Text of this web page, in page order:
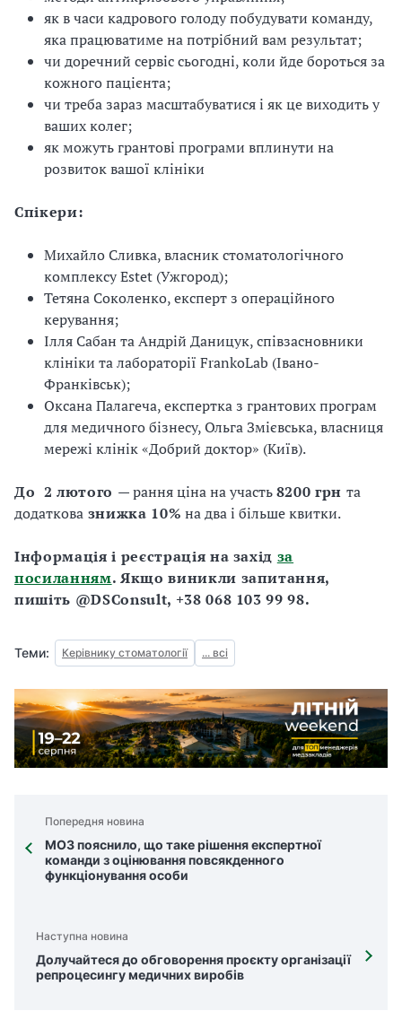
як в часи кадрового голоду побудувати команду,
яка працюватиме на потрібний вам результат;
чи доречний сервіс сьогодні, коли йде бороться за
кожного пацієнта;
чи треба зараз масштабуватися і як це виходить у
ваших колег;
як можуть грантові програми вплинути на
розвиток вашої клініки
Спікери:
Михайло Сливка, власник стоматологічного
комплексу Estet (Ужгород);
Тетяна Соколенко, експерт з операційного
керування;
Ілля Сабан та Андрій Даницук, співзасновники
клініки та лабораторії FrankoLab (Івано-
Франківськ);
Оксана Палагеча, експертка з грантових програм
для медичного бізнесу, Ольга Змієвська, власниця
мережі клінік «Добрий доктор» (Київ).
До 2 лютого — рання ціна на участь8200 грн та
додаткова знижка 10% на два і більше квитки.
Інформація і реєстрація на захід за
посиланням. Якщо виникли запитання,
пишіть @DSConsult, +38 068 103 99 98.
Теми: Керівнику стоматології ... всі
Попередня новина
МОЗ пояснило, що таке рішення експертної
команди з оцінювання повсякденного
функціонування особи
Наступна новина
Долучайтеся до обговорення проєкту організації
репроцесингу медичних виробів